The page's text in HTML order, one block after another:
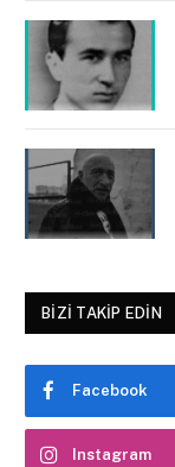
BIZI TAKIP EDIN
Facebook
Instagram